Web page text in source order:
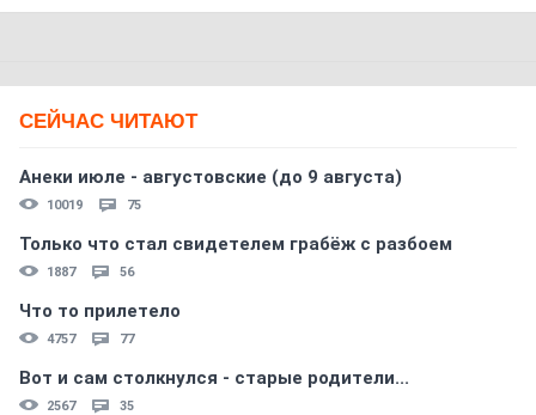
СЕЙЧАС ЧИТАЮТ
Анеки июле - августовские (до 9 августа)
10019 75
Только что стал свидетелем грабёж с разбоем
1887 56
Что то прилетело
4757 77
Вот и сам столкнулся - старые родители...
2567 35